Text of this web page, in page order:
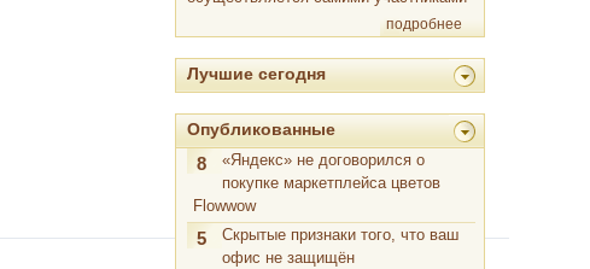
подробнее
Лучшие сегодня
Опубликованные
8
«Яндекс» не договорился о
покупке маркетплейса цветов
Flowwow
5
Скрытые признаки того, что ваш
офис не защищён